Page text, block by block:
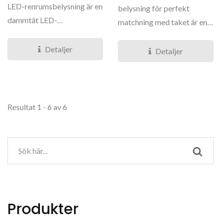
LED-renrumsbelysning är en
dammtät LED-
Detaljer
belysning för perfekt
matchning med taket är en
stripbelysning....
Detaljer
Resultat 1 - 6 av 6
Produkter